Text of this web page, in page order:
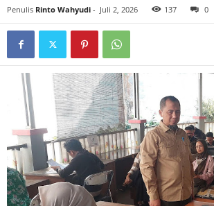
Penulis Rinto Wahyudi - Juli 2, 2026 137 0